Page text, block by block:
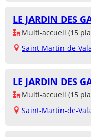
LE JARDIN DES
Multi-accueil (15
Saint-Martin-de-
LE JARDIN DES
Multi-accueil (15
Saint-Martin-de-